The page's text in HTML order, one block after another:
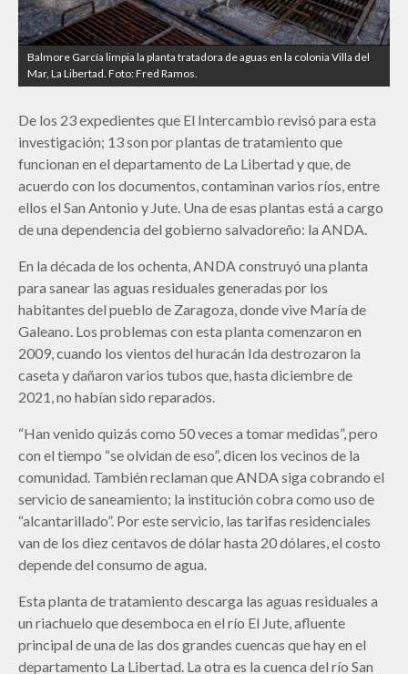
Balmore García limpia la planta tratadora de aguas en la colonia Villa del
Mar, La Libertad. Foto: Fred Ramos.
De los 23 expedientes que El Intercambio revisó para esta
investigación; 13 son por plantas de tratamiento que
funcionan en el departamento de La Libertad y que, de
acuerdo con los documentos, contaminan varios ríos, entre
ellos el San Antonio y Jute. Una de esas plantas está a cargo
de una dependencia del gobierno salvadoreño: la ANDA.
En la década de los ochenta, ANDA construyó una planta
para sanear las aguas residuales generadas por los
habitantes del pueblo de Zaragoza, donde vive María de
Galeano. Los problemas con esta planta comenzaron en
2009, cuando los vientos del huracán Ida destrozaron la
caseta y dañaron varios tubos que, hasta diciembre de
2021, no habían sido reparados.
“Han venido quizás como 50 veces a tomar medidas”, pero
con el tiempo “se olvidan de eso”, dicen los vecinos de la
comunidad. También reclaman que ANDA siga cobrando el
servicio de saneamiento; la institución cobra como uso de
“alcantarillado”. Por este servicio, las tarifas residenciales
van de los diez centavos de dólar hasta 20 dólares, el costo
depende del consumo de agua.
Esta planta de tratamiento descarga las aguas residuales a
un riachuelo que desemboca en el río El Jute, afluente
principal de una de las dos grandes cuencas que hay en el
departamento La Libertad. La otra es la cuenca del río San